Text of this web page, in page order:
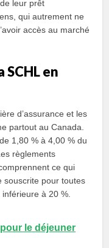
leur prêt
qui autrement ne
accès au marché
SCHL en
d’assurance et les
partout au Canada.
1,80 % à 4,00 % du
règlements
ce qui
souscrite pour toutes
à 20 %.
le déjeuner